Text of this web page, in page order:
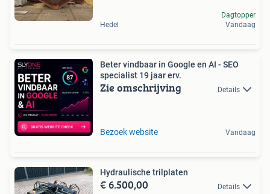
Hedel
Dagtopper
Vandaag
Beter vindbaar in Google en AI - SEO
specialist 19 jaar erv.
Zie omschrijving Details
Bezoek website Vandaag
Hydraulische trilplaten
€ 6.500,00 Details